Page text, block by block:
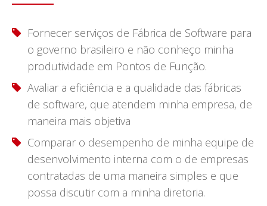
Fornecer serviços de Fábrica de Software para
o governo brasileiro e não conheço minha
produtividade em Pontos de Função.
Avaliar a eficiência e a qualidade das fábricas
de software, que atendem minha empresa, de
maneira mais objetiva
Comparar o desempenho de minha equipe de
desenvolvimento interna com o de empresas
contratadas de uma maneira simples e que
possa discutir com a minha diretoria.